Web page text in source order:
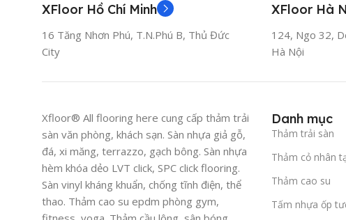
XFloor Hồ Chí Minh
16 Tăng Nhơn Phú, T.N.Phú B, Thủ Đức
City
XFloor Hà
124, Ngo 32,
Hà Nội
Xfloor® All flooring here cung cấp thảm trải
sàn văn phòng, khách sạn. Sàn nhựa giả gỗ,
đá, xi măng, terrazzo, gạch bông. Sàn nhựa
hèm khóa dẻo LVT click, SPC click flooring.
Sàn vinyl kháng khuẩn, chống tĩnh điện, thể
thao. Thảm cao su epdm phòng gym,
Danh mục
Thảm trải sàn
Thảm cỏ nhân
Thảm cao su
Tấm nhựa ốp